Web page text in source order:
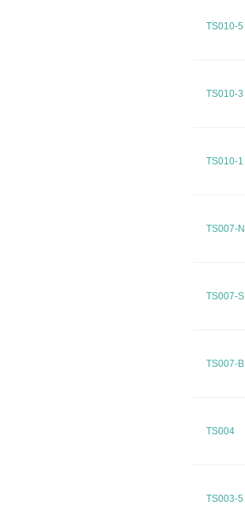
TS010-5
TS010-3
TS010-1
TS007-N
TS007-S
TS007-B
TS004
TS003-5